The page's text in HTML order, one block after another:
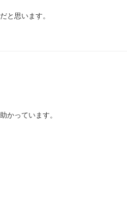
と思います。
かっています。